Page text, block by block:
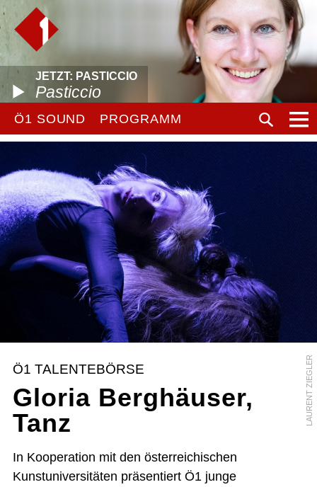
JETZT: PASTICCIO
Pasticcio
Ö1 SOUND PROGRAMM
LAURENT ZIEGLER
Ö1 TALENTEBÖRSE
Gloria Berghäuser,
Tanz
In Kooperation mit den österreichischen
Kunstuniversitäten präsentiert Ö1 junge